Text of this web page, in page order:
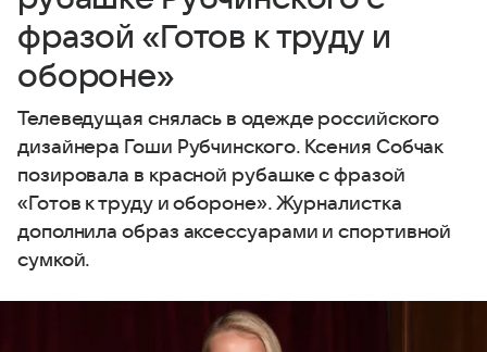
фразой «Готов к труду и
обороне»
Телеведущая снялась в одежде российского
дизайнера Гоши Рубчинского. Ксения Собчак
позировала в красной рубашке с фразой
«Готов к труду и обороне». Журналистка
дополнила образ аксессуарами и спортивной
сумкой.